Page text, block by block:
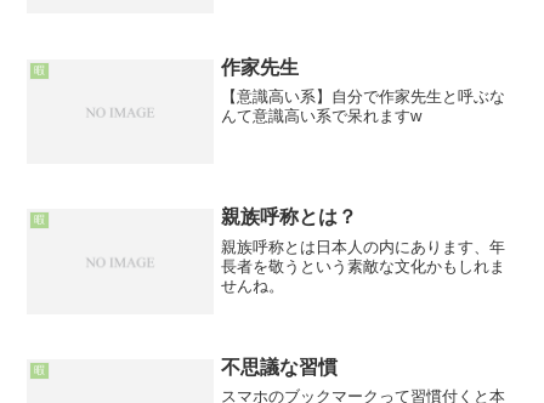
暇 作家先生
【意識高い系】自分で作家先生と呼ぶな
んて意識高い系で呆れますw
暇 親族呼称とは？
親族呼称とは日本人の内にあります、年
長者を敬うという素敵な文化かもしれま
せんね。
暇 不思議な習慣
スマホのブックマークって習慣付くと本